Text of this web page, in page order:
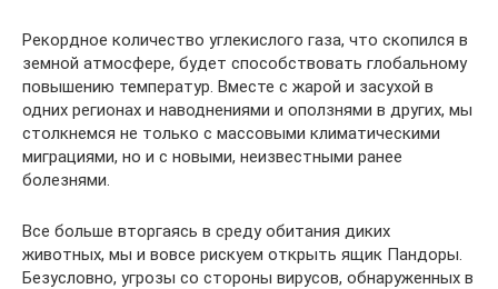
Рекордное количество углекислого газа, что скопился в
земной атмосфере, будет способствовать глобальному
повышению температур. Вместе с жарой и засухой в
одних регионах и наводнениями и оползнями в других, мы
столкнемся не только с массовыми климатическими
миграциями, но и с новыми, неизвестными ранее
болезнями.
Все больше вторгаясь в среду обитания диких
животных, мы и вовсе рискуем открыть ящик Пандоры.
Безусловно, угрозы со стороны вирусов, обнаруженных в